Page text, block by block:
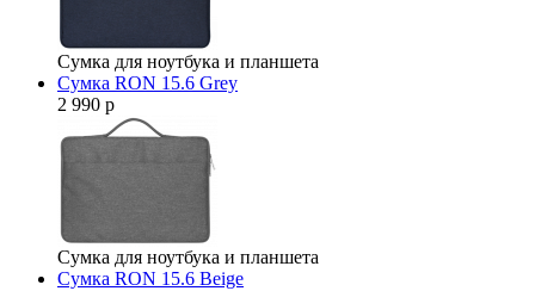
Сумка для ноутбука и планшета
Сумка RON 15.6 Grey
2 990 р
Сумка для ноутбука и планшета
Сумка RON 15.6 Beige